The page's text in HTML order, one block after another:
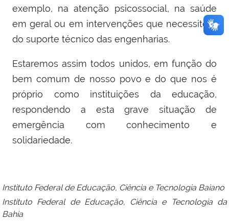
exemplo, na atenção psicossocial, na saúde
em geral ou em intervenções que necessitem
do suporte técnico das engenharias.
Estaremos assim todos unidos, em função do
bem comum de nosso povo e do que nos é
próprio como instituições da educação,
respondendo a esta grave situação de
emergência com conhecimento e
solidariedade.
Instituto Federal de Educação, Ciência e Tecnologia Baiano
Instituto Federal de Educação, Ciência e Tecnologia da
Bahia